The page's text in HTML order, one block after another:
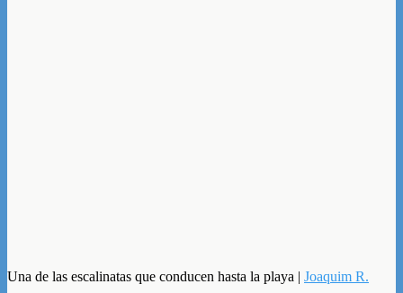
Una de las escalinatas que conducen hasta la playa | Joaquim R.